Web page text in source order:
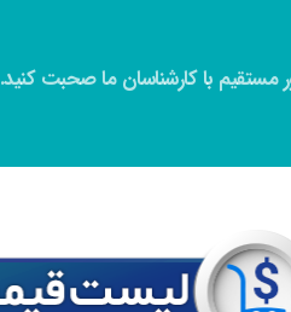
با کارشناسان ما صحبت کنید.